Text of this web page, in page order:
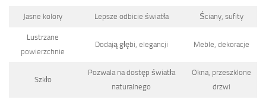
Jasne kolory Lepsze odbicie światła Ściany, sufity
Lustrzane
powierzchnie
Dodają głębi, elegancji Meble, dekoracje
Szkło
Pozwala na dostęp światła
naturalnego
Okna, przeszklone
drzwi